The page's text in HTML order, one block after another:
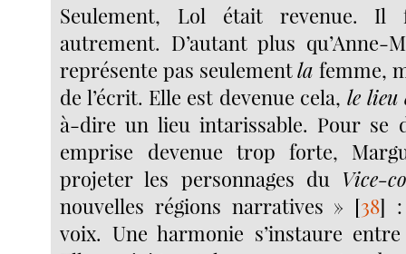
Seulement, Lol était revenue. Il
autrement. D’autant plus qu’Anne-
représente pas seulementla femme,
de l’écrit. Elle est devenue cela, le lieu
à-dire un lieu intarissable. Pour se
emprise devenue trop forte,
projeter les personnages du Vice-
nouvelles régions narratives » [38]
voix. Une harmonie s’instaure